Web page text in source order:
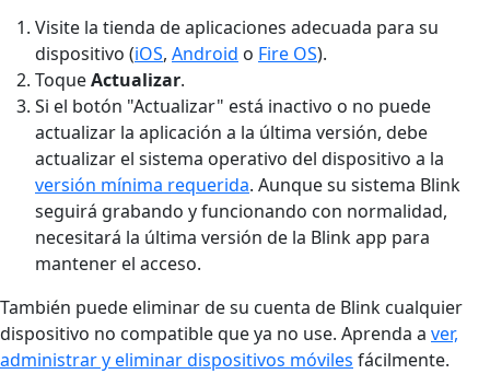
Visite la tienda de aplicaciones adecuada para su
dispositivo (iOS, Android o Fire OS).
ToqueActualizar.
Si el botón "Actualizar" está inactivo o no puede
actualizar la aplicación a la última versión, debe
actualizar el sistema operativo del dispositivo a la
versión mínima requerida. Aunque su sistema Blink
seguirá grabando y funcionando con normalidad,
necesitará la última versión de la Blink app para
mantener el acceso.
También puede eliminar de su cuenta de Blink cualquier
dispositivo no compatible que ya no use. Aprenda a ver,
administrar y eliminar dispositivos móviles fácilmente.